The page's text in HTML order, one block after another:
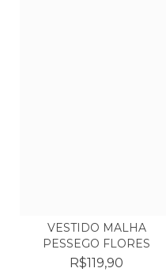
VESTIDO MALHA
PESSEGO FLORES
R$119,90